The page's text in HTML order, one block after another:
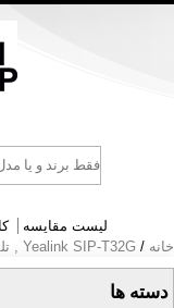
جست
و
لیست مقایسه
خانه / Yealink SIP-T32G , تلفن ویپ یالینک